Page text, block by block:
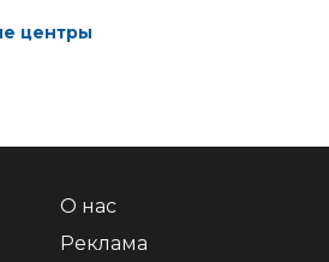
центры
О нас
Реклама